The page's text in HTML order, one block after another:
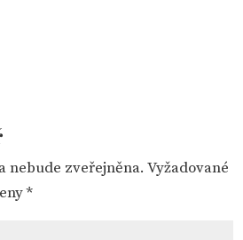
nebude zveřejněna. Vyžadované
*